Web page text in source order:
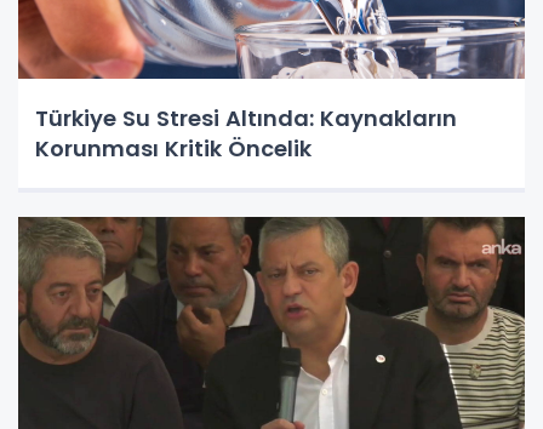
Türkiye Su Stresi Altında: Kaynakların
Korunması Kritik Öncelik